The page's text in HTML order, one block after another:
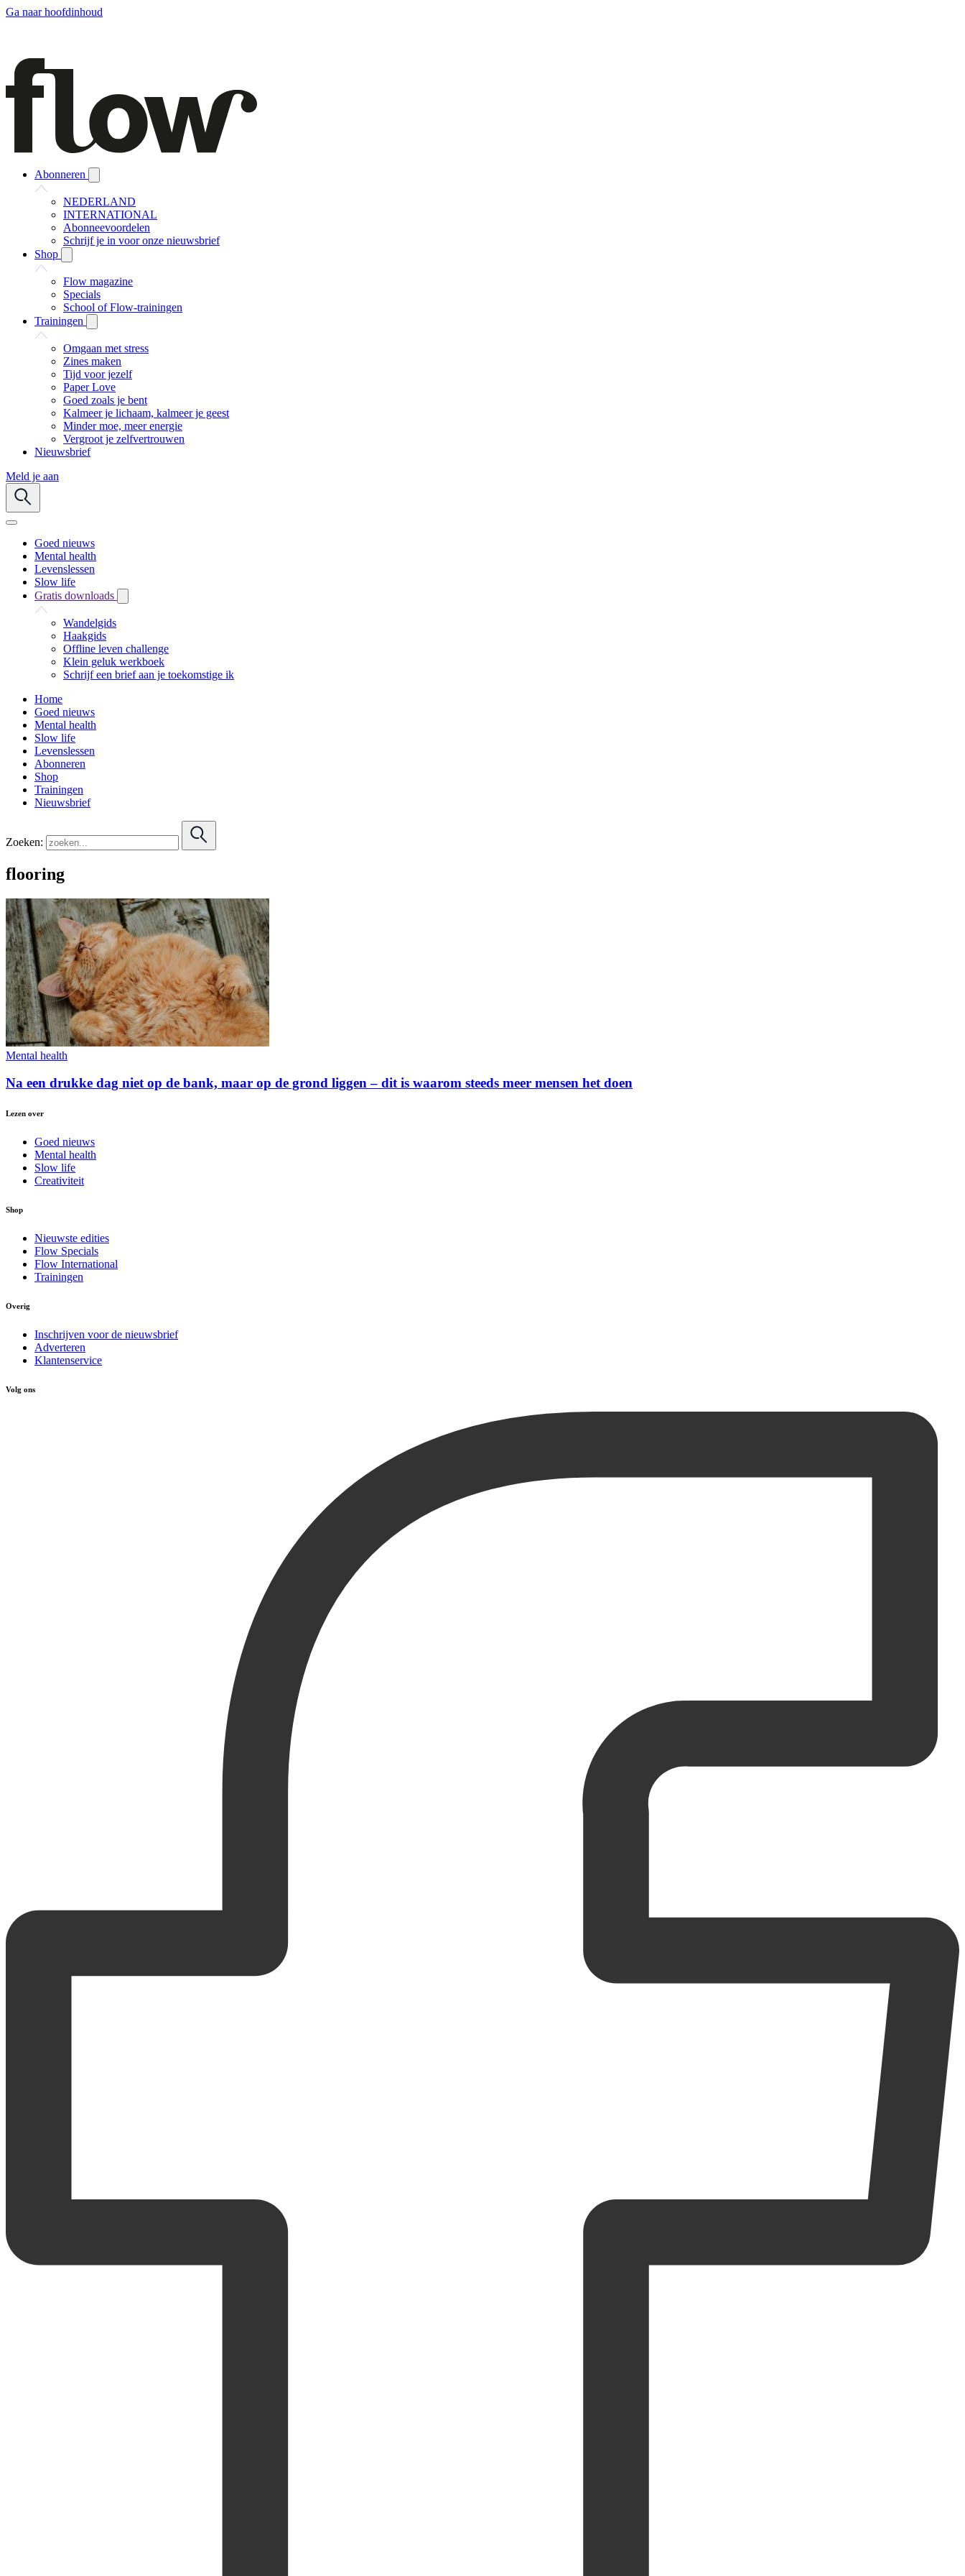
Ga naar hoofdinhoud
Abonneren
NEDERLAND
INTERNATIONAL
Abonneevoordelen
Schrijf je in voor onze nieuwsbrief
Shop
Flow magazine
Specials
School of Flow-trainingen
Trainingen
Omgaan met stress
Zines maken
Tijd voor jezelf
Paper Love
Goed zoals je bent
Kalmeer je lichaam, kalmeer je geest
Minder moe, meer energie
Vergroot je zelfvertrouwen
Nieuwsbrief
Meld je aan
Goed nieuws
Mental health
Levenslessen
Slow life
Gratis downloads
Wandelgids
Haakgids
Offline leven challenge
Klein geluk werkboek
Schrijf een brief aan je toekomstige ik
Home
Goed nieuws
Mental health
Slow life
Levenslessen
Abonneren
Shop
Trainingen
Nieuwsbrief
Zoeken:
flooring
Mental health
Na een drukke dag niet op de bank, maar op de grond liggen – dit is waarom steeds meer mensen het doen
Lezen over
Goed nieuws
Mental health
Slow life
Creativiteit
Shop
Nieuwste edities
Flow Specials
Flow International
Trainingen
Overig
Inschrijven voor de nieuwsbrief
Adverteren
Klantenservice
Volg ons